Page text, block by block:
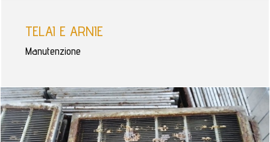
TELAI E ARNIE
Manutenzione